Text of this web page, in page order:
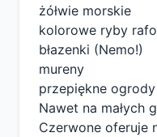
żółwie morskie
kolorowe ryby
błazenki (Nemo!)
mureny
przepiękne
Nawet na małych
Czerwone oferuje